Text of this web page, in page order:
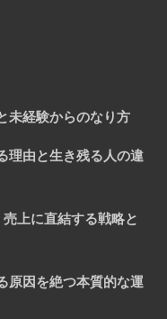
未経験からのなり方
理由と生き残る人の違
売上に直結する戦略と
原因を絶つ本質的な運